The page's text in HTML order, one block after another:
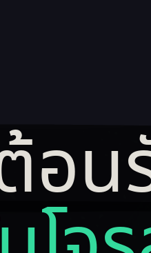
ยินดีต้อนรั
อน